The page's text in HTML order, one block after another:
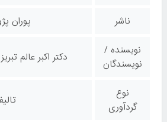
ناشر پوران
نویسنده /
نویسندگان
دکتر اکبر عالم
نوع
گردآوری